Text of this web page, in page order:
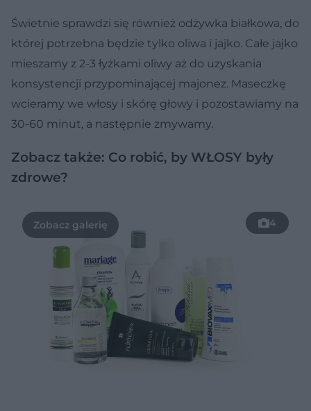
Świetnie sprawdzi się również odżywka białkowa, do
której potrzebna będzie tylko oliwa i jajko. Całe jajko
mieszamy z 2-3 łyżkami oliwy aż do uzyskania
konsystencji przypominającej majonez. Maseczkę
wcieramy we włosy i skórę głowy i pozostawiamy na
30-60 minut, a następnie zmywamy.
Zobacz także: Co robić, by WŁOSY były
zdrowe?
4